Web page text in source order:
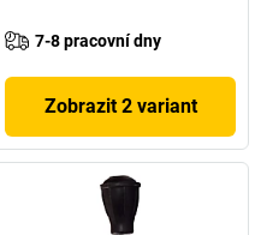
7-8 pracovní dny
Zobrazit 2 variant